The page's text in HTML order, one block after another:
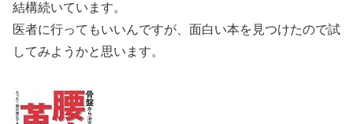
結構続いています。
医者に行ってもいいんですが、面白い本を見つけたので試
してみようかと思います。